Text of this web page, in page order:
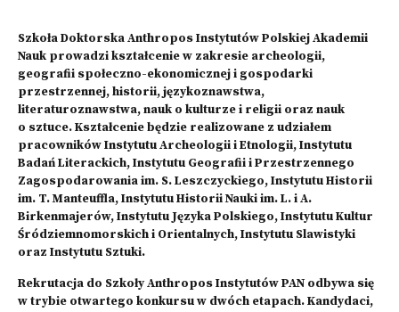
Szkoła Doktorska Anthropos Instytutów Polskiej Akademii
Nauk prowadzi kształcenie w zakresie archeologii,
geografii społeczno-ekonomicznej i gospodarki
przestrzennej, historii, językoznawstwa,
literaturoznawstwa, nauk o kulturze i religii oraz nauk
o sztuce. Kształcenie będzie realizowane z udziałem
pracowników Instytutu Archeologii i Etnologii, Instytutu
Badań Literackich, Instytutu Geografii i Przestrzennego
Zagospodarowania im. S. Leszczyckiego, Instytutu Historii
im. T. Manteuffla, Instytutu Historii Nauki im. L. i A.
Birkenmajerów, Instytutu Języka Polskiego, Instytutu Kultur
Śródziemnomorskich i Orientalnych, Instytutu Slawistyki
oraz Instytutu Sztuki.
Rekrutacja do Szkoły Anthropos Instytutów PAN odbywa się
w trybie otwartego konkursu w dwóch etapach. Kandydaci,